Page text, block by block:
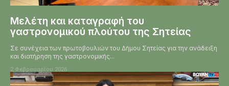
Mελέτη και καταγραφή του
γαστρονομικού πλούτου της Σητείας
Σε συνέχεια των πρωτοβουλιών του Δήμου Σητείας για την ανάδειξη
και διατήρηση της γαστρονομικής...
2 Φεβρουαρίου 2026